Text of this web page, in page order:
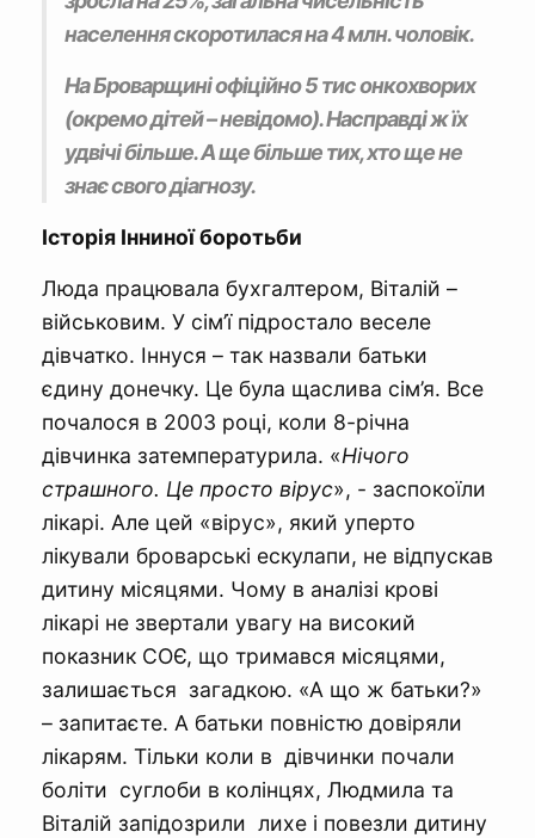
населення скоротилася на 4 млн. чоловік.
На Броварщині офіційно 5 тис онкохворих
(окремо дітей – невідомо). Насправді ж їх
удвічі більше. А ще більше тих, хто ще не
знає свого діагнозу.
Історія Інниної боротьби
Люда працювала бухгалтером, Віталій –
військовим. У сім’ї підростало веселе
дівчатко. Іннуся – так назвали батьки
єдину донечку. Це була щаслива сім’я. Все
почалося в 2003 році, коли 8-річна
дівчинка затемпературила. «Нічого
страшного. Це просто вірус», - заспокоїли
лікарі. Але цей «вірус», який уперто
лікували броварські ескулапи, не відпускав
дитину місяцями. Чому в аналізі крові
лікарі не звертали увагу на високий
показник СОЄ, що тримався місяцями,
залишається загадкою. «А що ж батьки?»
– запитаєте. А батьки повністю довіряли
лікарям. Тільки коли в дівчинки почали
боліти суглоби в колінцях, Людмила та
Віталій запідозрили лихе і повезли дитину